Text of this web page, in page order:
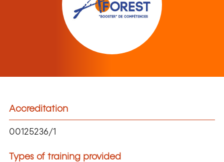
Accreditation
00125236/1
Types of training provided